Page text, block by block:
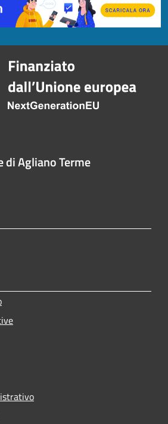
di Agliano Terme